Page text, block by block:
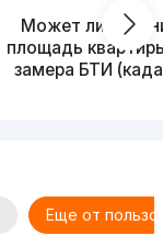
Может ли
площадь
замера БТИ
Еще от